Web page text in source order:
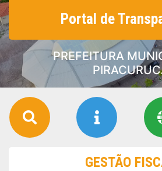
Portal de
PREFEITURA
GESTÃO